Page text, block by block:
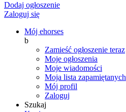
Dodaj ogłoszenie
Zaloguj się
Mój ehorses
b
Zamieść ogłoszenie teraz
Moje ogłoszenia
Moje wiadomości
Moja lista zapamiętanych
Mój profil
Zaloguj
Szukaj